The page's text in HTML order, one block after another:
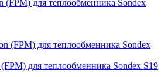
(FPM) для теплообменника Sondex
для теплообменника Sondex S19